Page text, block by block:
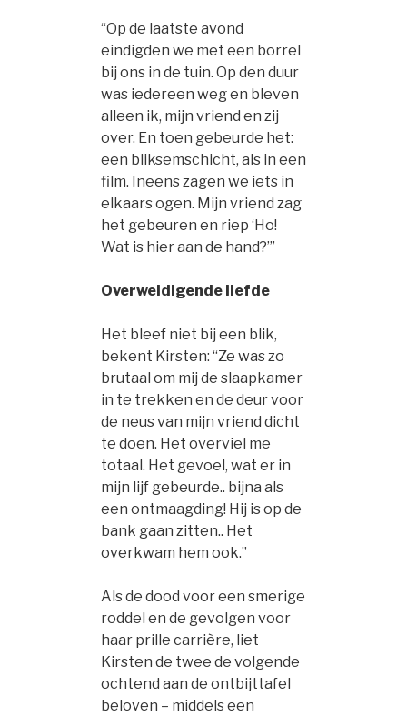
“Op de laatste avond
eindigden we met een borrel
bij ons in de tuin. Op den duur
was iedereen weg en bleven
alleen ik, mijn vriend en zij
over. En toen gebeurde het:
een bliksemschicht, als in een
film. Ineens zagen we iets in
elkaars ogen. Mijn vriend zag
het gebeuren en riep ‘Ho!
Wat is hier aan de hand?’”
Overweldigende liefde
Het bleef niet bij een blik,
bekent Kirsten: “Ze was zo
brutaal om mij de slaapkamer
in te trekken en de deur voor
de neus van mijn vriend dicht
te doen. Het overviel me
totaal. Het gevoel, wat er in
mijn lijf gebeurde.. bijna als
een ontmaagding! Hij is op de
bank gaan zitten.. Het
overkwam hem ook.”
Als de dood voor een smerige
roddel en de gevolgen voor
haar prille carrière, liet
Kirsten de twee de volgende
ochtend aan de ontbijttafel
beloven – middels een